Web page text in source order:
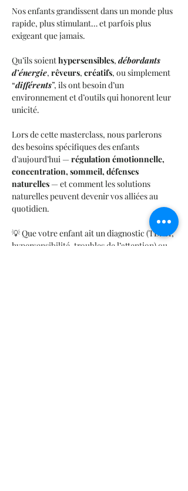
Nos enfants grandissent dans un monde plus
rapide, plus stimulant… et parfois plus
exigeant que jamais.
Qu’ils soient hypersensibles, débordants
d’énergie, rêveurs, créatifs, ou simplement
“différents”, ils ont besoin d’un
environnement et d’outils qui honorent leur
unicité.
Lors de cette masterclass, nous parlerons
des besoins spécifiques des enfants
d’aujourd’hui — régulation émotionnelle,
concentration, sommeil, défenses
naturelles — et comment les solutions
naturelles peuvent devenir vos alliées au
quotidien.
💡 Que votre enfant ait un diagnostic (TDAH,
hypersensibilité, troubles de l’attention) ou